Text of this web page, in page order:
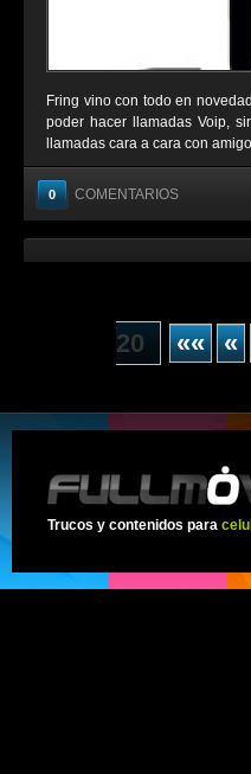
Fring vino con todo en
poder hacer llamadas Voip,
llamadas cara a cara con
0 COMENTARIOS
20
«« «
Trucos y contenidos para